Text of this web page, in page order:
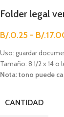
Folder legal
B/.0.25 - B/.
Uso: guardar
Tamaño: 8 1/2 x 14 o
Nota: tono puede
CANTIDAD